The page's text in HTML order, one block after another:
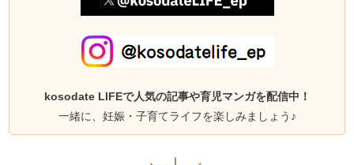
kosodate LIFEで人気の記事や育児マンガを配信中！
一緒に、妊娠・子育てライフを楽しみましょう♪